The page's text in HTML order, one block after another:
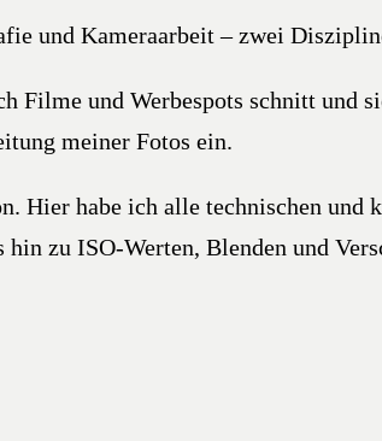
und Kameraarbeit – zwei
und Werbespots schnitt und
meiner Fotos ein.
Hier habe ich alle technischen und
zu ISO-Werten, Blenden und